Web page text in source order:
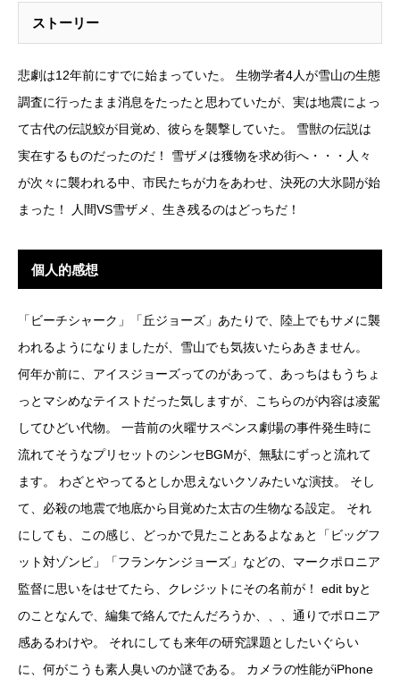
ストーリー
悲劇は12年前にすでに始まっていた。 生物学者4人が雪山の生態
調査に行ったまま消息をたったと思わていたが、実は地震によっ
て古代の伝説鮫が目覚め、彼らを襲撃していた。 雪獣の伝説は
実在するものだったのだ！ 雪ザメは獲物を求め街へ・・・人々
が次々に襲われる中、市民たちが力をあわせ、決死の大氷闘が始
まった！ 人間VS雪ザメ、生き残るのはどっちだ！
個人的感想
「ビーチシャーク」「丘ジョーズ」あたりで、陸上でもサメに襲
われるようになりましたが、雪山でも気抜いたらあきません。
何年か前に、アイスジョーズってのがあって、あっちはもうちょ
っとマシめなテイストだった気しますが、こちらのが内容は凌駕
してひどい代物。 一昔前の火曜サスペンス劇場の事件発生時に
流れてそうなプリセットのシンセBGMが、無駄にずっと流れて
ます。 わざとやってるとしか思えないクソみたいな演技。 そし
て、必殺の地震で地底から目覚めた太古の生物なる設定。 それ
にしても、この感じ、どっかで見たことあるよなぁと「ビッグフ
ット対ゾンビ」「フランケンジョーズ」などの、マークポロニア
監督に思いをはせてたら、クレジットにその名前が！ edit byと
のことなんで、編集で絡んでたんだろうか、、、通りでポロニア
感あるわけや。 それにしても来年の研究課題としたいぐらい
に、何がこうも素人臭いのか謎である。 カメラの性能がiPhone